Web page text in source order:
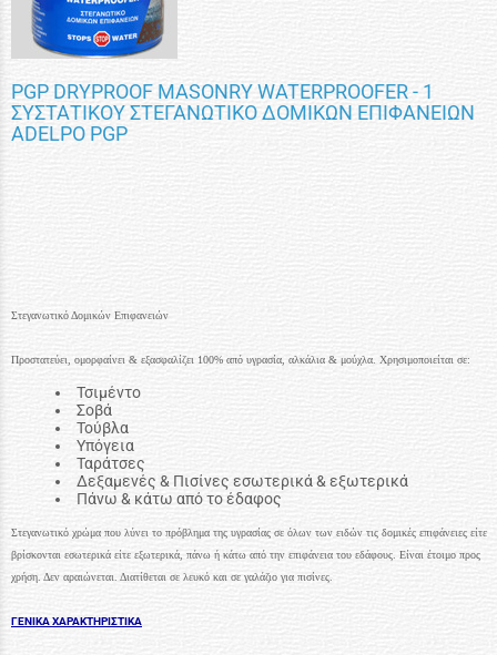
PGP DRYPROOF MASONRY WATERPROOFER - 1
ΣΥΣΤΑΤΙΚΟΥ ΣΤΕΓΑΝΩΤΙΚΟ ΔΟΜΙΚΩΝ ΕΠΙΦΑΝΕΙΩΝ
ADELPO PGP
Στεγανωτικό Δομικών Επιφανειών
Προστατεύει, ομορφαίνει & εξασφαλίζει 100% από υγρασία, αλκάλια & μούχλα. Χρησιμοποιείται σε:
Τσιμέντο
Σοβά
Τούβλα
Υπόγεια
Ταράτσες
Δεξαμενές & Πισίνες εσωτερικά & εξωτερικά
Πάνω & κάτω από το έδαφος
Στεγανωτικό χρώμα που λύνει το πρόβλημα της υγρασίας σε όλων των ειδών τις δομικές επιφάνειες είτε
βρίσκονται εσωτερικά είτε εξωτερικά, πάνω ή κάτω από την επιφάνεια του εδάφους. Είναι έτοιμο προς
χρήση. Δεν αραιώνεται. Διατίθεται σε λευκό και σε γαλάζιο για πισίνες.
ΓΕΝΙΚΑ ΧΑΡΑΚΤΗΡΙΣΤΙΚΑ